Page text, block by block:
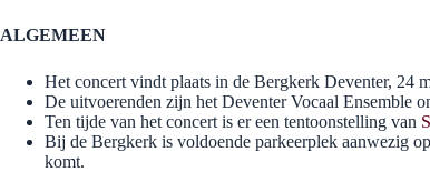
ALGEMEEN
Het concert vindt plaats in de Bergkerk Deventer, 24
De uitvoerenden zijn het Deventer Vocaal Ensemble
Ten tijde van het concert is er een tentoonstelling van
Bij de Bergkerk is voldoende parkeerplek aanwezig
komt.